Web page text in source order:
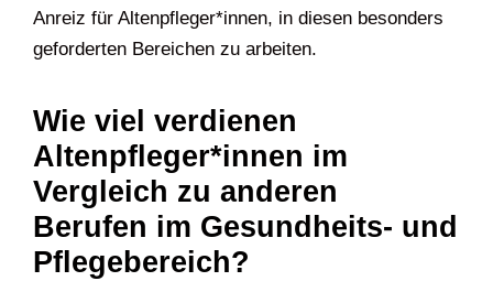
Anreiz für Altenpfleger*innen, in diesen besonders
geforderten Bereichen zu arbeiten.
Wie viel verdienen
Altenpfleger*innen im
Vergleich zu anderen
Berufen im Gesundheits- und
Pflegebereich?